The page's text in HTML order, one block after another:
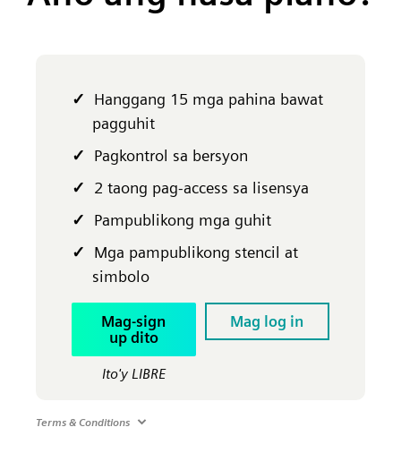
Hanggang 15 mga pahina bawat
pagguhit
Pagkontrol sa bersyon
2 taong pag-access sa lisensya
Pampublikong mga guhit
Mga pampublikong stencil at
simbolo
Mag-sign
up dito
Ito'y LIBRE
Mag log in
Terms & Conditions